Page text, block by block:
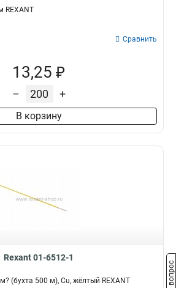
REXANT
Сравнить
13,25 ₽
– +
В корзину
Rexant 01-6512-1
(бухта 500 м), Cu, жёлтый REXANT